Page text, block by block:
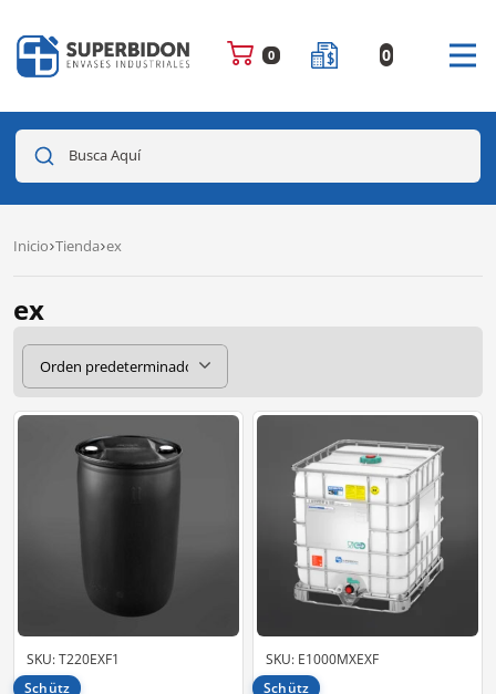
0 0
Busca Aquí
Inicio Tienda ex
ex
SKU: T220EXF1
Schütz
SKU: E1000MXEXF
Schütz